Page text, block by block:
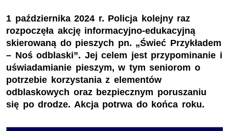
1 października 2024 r. Policja kolejny raz
rozpoczęła akcję informacyjno-edukacyjną
skierowaną do pieszych pn. „Świeć Przykładem
– Noś odblaski”. Jej celem jest przypominanie i
uświadamianie pieszym, w tym seniorom o
potrzebie korzystania z elementów
odblaskowych oraz bezpiecznym poruszaniu
się po drodze. Akcja potrwa do końca roku.